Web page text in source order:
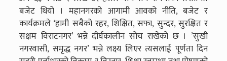
बजेट थियो । महानगरको आगामी आवको नीति, बजेट र
कार्यक्रमले ‘हामी सबैको रहर, शिक्षित, सफा, सुन्दर, सुरक्षित र
सक्षम विराटनगर’ भन्ने दीर्घकालीन सोच राखेको छ । ’सुखी
नगरवासी, समृद्ध नगर’ भन्ने लक्ष्य लिएर त्यसलाई पूर्णता दिन